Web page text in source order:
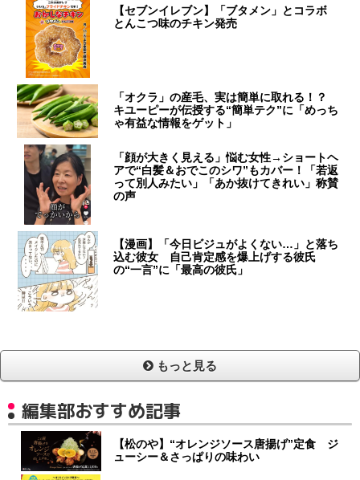
【セブンイレブン】「ブタメン」とコラボ
とんこつ味のチキン発売
「オクラ」の産毛、実は簡単に取れる！？
キユーピーが伝授する“簡単テク”に「めっち
ゃ有益な情報をゲット」
「顔が大きく見える」悩む女性→ショートヘ
アで“白髪＆おでこのシワ”もカバー！「若返
って別人みたい」「あか抜けてきれい」称賛
の声
【漫画】「今日ビジュがよくない…」と落ち
込む彼女 自己肯定感を爆上げする彼氏
の“一言”に「最高の彼氏」
もっと見る
編集部おすすめ記事
【松のや】“オレンジソース唐揚げ”定食 ジ
ューシー＆さっぱりの味わい